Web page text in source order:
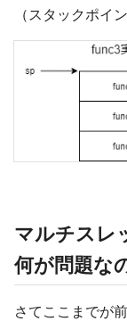
（スタックポイ
マルチスレ
何が問題な
さてここまでが